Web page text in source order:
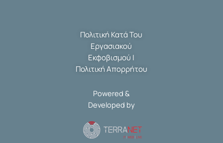
Πολιτική Κατά Του
Εργασιακού
Εκφοβισμού |
Πολιτική Απορρήτου
Powered &
Developed by